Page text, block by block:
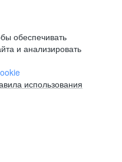
обеспечивать
и анализировать
использования